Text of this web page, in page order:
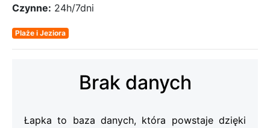
Czynne: 24h/7dni
Plaże i Jeziora
Brak danych
Łapka to baza danych, która powstaje dzięki